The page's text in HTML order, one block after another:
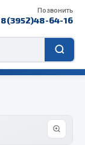
Позвонить
8(3952)48-64-16